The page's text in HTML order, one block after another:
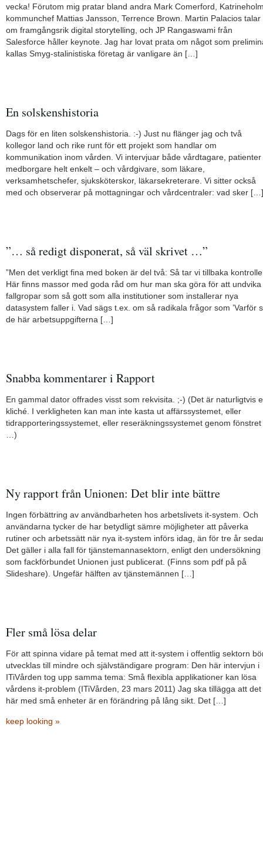
vecka! Förutom mig pratar bland andra Mark Comerford,
kommunchef Mattias Jansson, Terrence Brown. Martin Palacios talar
om framgångsrik digital storytelling, och JP Rangaswami från
Salesforce håller keynote. Jag har lovat prata om något som
kallas Smyg-stalinistiska företag är vanligare än […]
En solskenshistoria
Dags för en liten solskenshistoria. :-) Just nu flänger jag och två
kollegor land och rike runt för ett projekt som handlar om
kommunikation inom vården. Vi intervjuar både vårdtagare, patienter
medborgare helt enkelt – och vårdgivare, som läkare,
verksamhetschefer, sjuksköterskor, läkarsekreterare. Vi sitter också
med och observerar på mottagningar och vårdcentraler: vad sker […]
”… så redigt disponerat, så väl skrivet …”
”Men det verkligt fina med boken är del två: Så tar vi tillbaka
Här finns massor med goda råd om hur man ska göra för att undvika
fallgropar som så gott som alla institutioner som installerar nya
datasystem faller i. Vad sägs t.ex. om så radikala frågor som ’Varför
de här arbetsuppgifterna […]
Snabba kommentarer i Rapport
En gammal dator offrades visst som rekvisita. ;-) (Det är naturligtvis
kliché. I verkligheten kan man inte kasta ut affärssystemet, eller
tidrapporteringssystemet, eller reseräkningssystemet genom fönstret
…)
Ny rapport från Unionen: Det blir inte bättre
Ingen förbättring av användbarheten hos arbetslivets it-system. Och
användarna tycker de har betydligt sämre möjligheter att påverka
rutiner och arbetssätt när nya it-system införs idag, än för tre år
Det gäller i alla fall för tjänstemannasektorn, enligt den undersökning
som fackförbundet Unionen just publicerat. (Finns som pdf på på
Slideshare). Ungefär hälften av tjänstemännen […]
Fler små lösa delar
För att spinna vidare på temat med att it-system i offentlig sektorn
utvecklas till mindre och självständigare program: Den här intervjun i
ITiVården tog upp samma tema: Små flexibla applikationer kan lösa
vårdens it-problem (ITiVården, 23 mars 2011) Jag ska tillägga att det
här med små enheter är en förändring på lång sikt. Det […]
keep looking »